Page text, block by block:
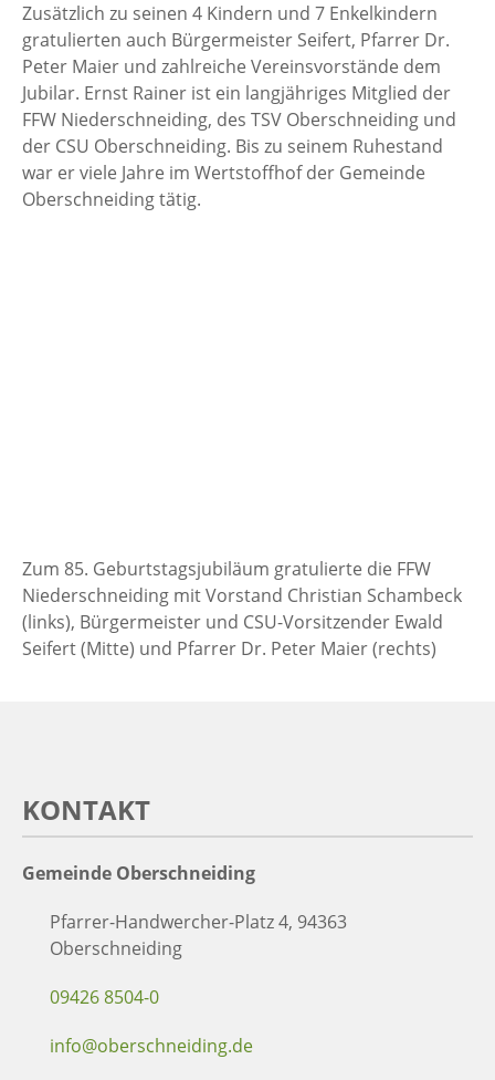
Zusätzlich zu seinen 4 Kindern und 7 Enkelkindern
gratulierten auch Bürgermeister Seifert, Pfarrer Dr.
Peter Maier und zahlreiche Vereinsvorstände dem
Jubilar. Ernst Rainer ist ein langjähriges Mitglied der
FFW Niederschneiding, des TSV Oberschneiding und
der CSU Oberschneiding. Bis zu seinem Ruhestand
war er viele Jahre im Wertstoffhof der Gemeinde
Oberschneiding tätig.
Zum 85. Geburtstagsjubiläum gratulierte die FFW
Niederschneiding mit Vorstand Christian Schambeck
(links), Bürgermeister und CSU-Vorsitzender Ewald
Seifert (Mitte) und Pfarrer Dr. Peter Maier (rechts)
KONTAKT
Gemeinde Oberschneiding
Pfarrer-Handwercher-Platz 4, 94363
Oberschneiding
09426 8504-0
info@oberschneiding.de